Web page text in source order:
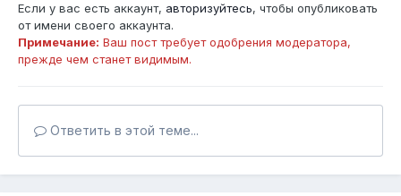
Если у вас есть аккаунт, авторизуйтесь, чтобы опубликовать
от имени своего аккаунта.
Примечание: Ваш пост требует одобрения модератора,
прежде чем станет видимым.
Ответить в этой теме...